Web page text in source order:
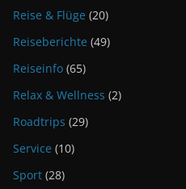
Reise & Flüge (20)
Reiseberichte (49)
Reiseinfo (65)
Relax & Wellness (2)
Roadtrips (29)
Service (10)
Sport (28)